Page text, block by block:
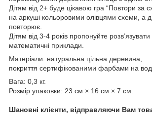
Дітям від 2+ буде цікавою гра “Повтори за
на аркуші кольоровими олівцями схеми, а
повторює.
Дітям від 3-4 років пропонуйте розв’язувати
математичні приклади.
Матеріали: натуральна цільна деревина,
покриття сертифікованими фарбами на
Вага: 0,3 кг.
Розмір упаковки: 23 см × 16 см × 7 см.
Шановні клієнти, відправляючи Вам